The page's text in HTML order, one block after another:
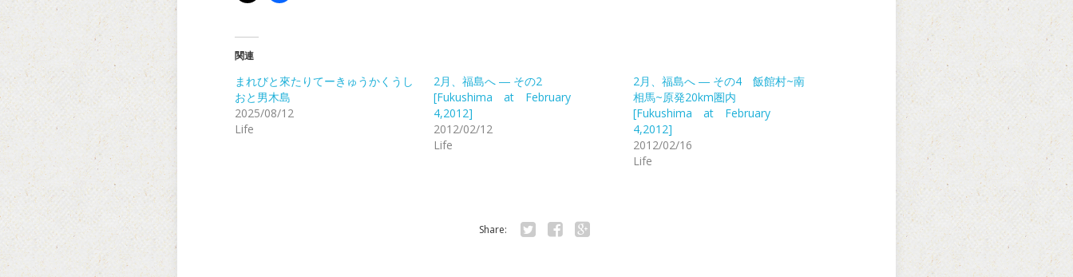
関連
まれびと來たりてーきゅうかくうし
おと男木島
2025/08/12
Life
2月、福島へ ― その2
[Fukushima at February
4,2012]
2012/02/12
Life
2月、福島へ ― その4 飯館村~南
相馬~原発20km圏内
[Fukushima at February
4,2012]
2012/02/16
Life
Share: